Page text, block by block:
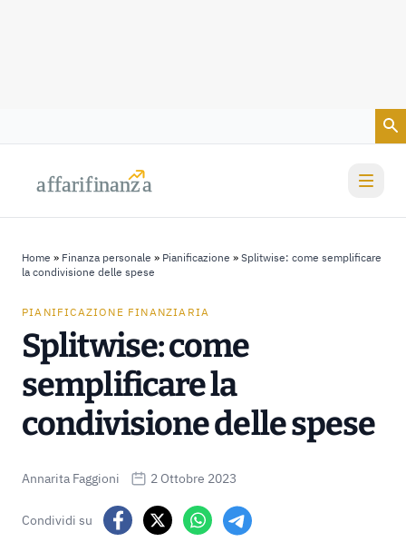
affarifinanza
affarifinanza
Home » Finanza personale » Pianificazione » Splitwise: come semplificare
la condivisione delle spese
PIANIFICAZIONE FINANZIARIA
Splitwise: come
semplificare la
condivisione delle spese
Annarita Faggioni 2 Ottobre 2023
Condividi su